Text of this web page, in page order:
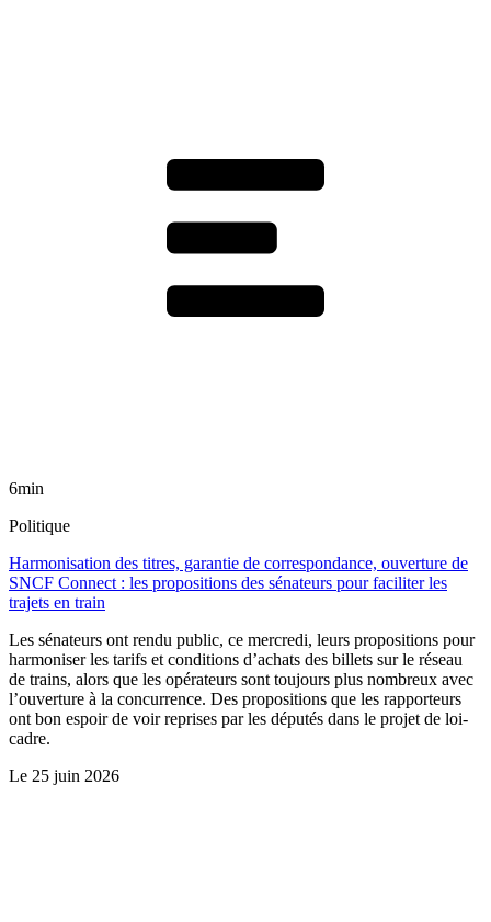
6min
Politique
Harmonisation des titres, garantie de correspondance, ouverture de
SNCF Connect : les propositions des sénateurs pour faciliter les
trajets en train
Les sénateurs ont rendu public, ce mercredi, leurs propositions pour
harmoniser les tarifs et conditions d’achats des billets sur le réseau
de trains, alors que les opérateurs sont toujours plus nombreux avec
l’ouverture à la concurrence. Des propositions que les rapporteurs
ont bon espoir de voir reprises par les députés dans le projet de loi-
cadre.
Le 25 juin 2026